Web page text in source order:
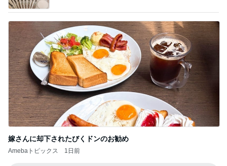
嫁さんに却下されたびくドンのお勧め
Amebaトピックス 1日前